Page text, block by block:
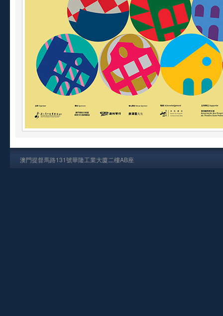
澳門提督馬路131號華隆工業大廈二樓AB座